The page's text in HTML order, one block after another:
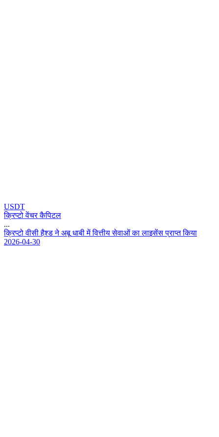
USDT
क्रिप्टो वेंचर कैपिटल
...
कपट वस हशड न अब धब म वतय सवओ क लइसस परपत कय
2026-04-30